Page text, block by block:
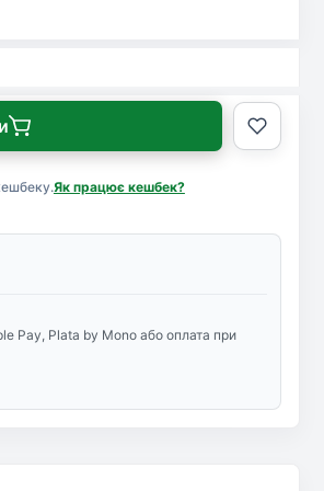
Як працює кешбек?
Pay, Plata by Mono або оплата при